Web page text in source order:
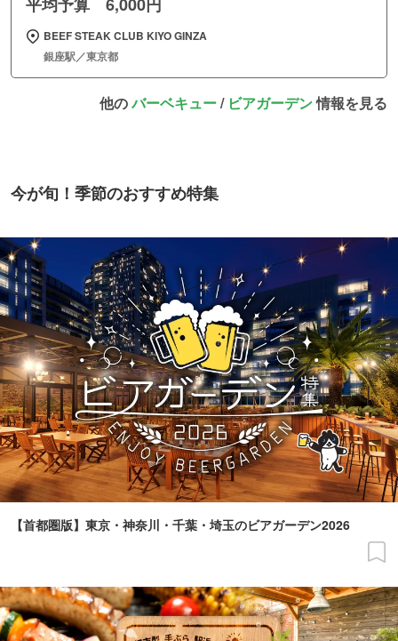
BEEF STEAK CLUB KIYO GINZA
銀座駅／東京都
他のバーベキュー/ ビアガーデン情報を見る
今が旬！季節のおすすめ特集
【首都圏版】東京・神奈川・千葉・埼玉のビアガーデン2026